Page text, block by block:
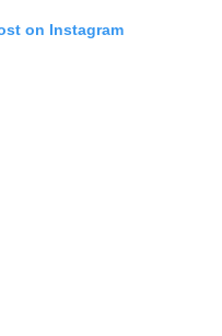
on Instagram